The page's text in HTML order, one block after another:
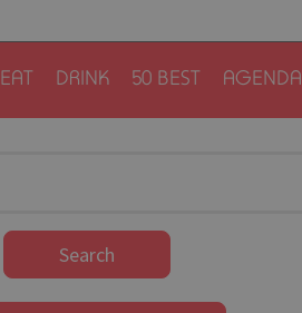
EAT DRINK 50 BEST AGENDA
Search